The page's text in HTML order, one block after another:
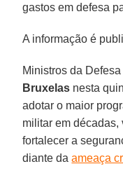
gastos em defesa
A informação é
Ministros da
Bruxelas nesta
adotar o maior
militar em
fortalecer a
diante daameaça